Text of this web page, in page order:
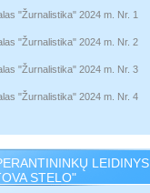
"Žurnalistika" 2024 m. Nr. 1
"Žurnalistika" 2024 m. Nr. 2
"Žurnalistika" 2024 m. Nr. 3
"Žurnalistika" 2024 m. Nr. 4
LEIDINYS
STELO"